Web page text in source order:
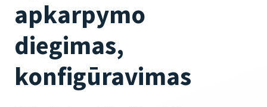
apkarpymo
diegimas,
konfigūravimas